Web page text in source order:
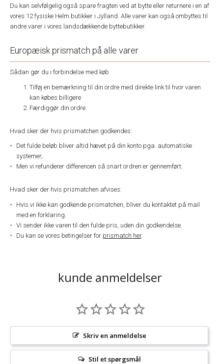
Du kan selvfølgelig også spare fragten ved at bytte eller returnere i en af
vores 12 fysiske Helm butikker i Jylland. Alle varer kan også ombyttes til
andre varer i vores landsdækkende byttebutikker.
Europæisk prismatch på alle varer
Sådan gør du i forbindelse med køb
Tilføj en bemærkning til din ordre med direkte link til hvor varen
kan købes billigere
Færdiggør din ordre.
Hvad sker der hvis prismatchen godkendes:
Det fulde beløb bliver altid hævet på din konto pga. automatiske
systemer,
Men vi refunderer differencen så snart ordren er gennemført.
Hvad sker der hvis prismatchen afvises:
Hvis vi ikke kan godkende prismatchen, bliver du kontaktet på mail
med en forklaring.
Vi sender ikke varen til den fulde pris, uden din godkendelse.
Du kan se vores betingelser for prismatch her.
kunde anmeldelser
Skriv en anmeldelse
Stil et spørgsmål